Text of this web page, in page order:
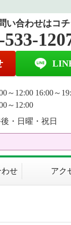
い合わせはコチ
533-
～12:00 16:00～
～12:00
・日曜・祝日
せ アク